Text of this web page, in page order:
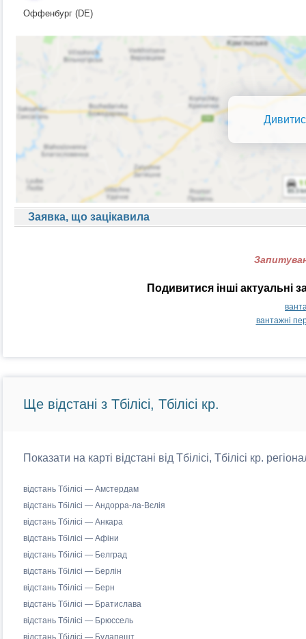
Оффенбург (DE)
Заявка, що зацікавила
Подивитися інші актуальні
вантажні
Ще відстані з Тбілісі, Тбілісі кр.
Показати на карті відстані від Тбілісі, Тбілісі кр.
відстань Тбілісі — Амстердам
відстань Тбілісі — Андорра-ла-Вєлія
відстань Тбілісі — Анкара
відстань Тбілісі — Афіни
відстань Тбілісі — Белград
відстань Тбілісі — Берлін
відстань Тбілісі — Берн
відстань Тбілісі — Братислава
відстань Тбілісі — Брюссель
відстань Тбілісі — Будапешт